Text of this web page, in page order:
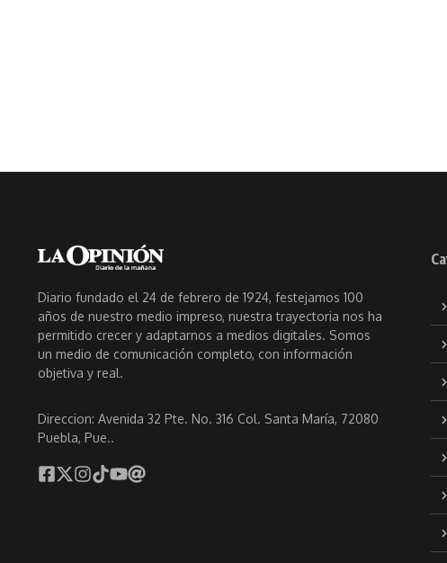
Diario fundado el 24 de febrero de 1924, festejamos 100
años de nuestro medio impreso, nuestra trayectoria nos ha
permitido crecer y adaptarnos a medios digitales. Somos
un medio de comunicación completo, con información
objetiva y real.
Direccion: Avenida 32 Pte. No. 316 Col. Santa María, 72080
Puebla, Pue..